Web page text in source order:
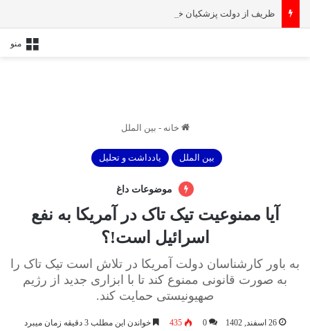
ظریف از دولت پزشکیان خداحافظی کرد
منو
خانه - بین الملل
بین الملل یادداشت و تحلیل
موضوعات داغ
آیا ممنوعیت تیک تاک در آمریکا به نفع
اسرائیل است!؟
به باور کارشناسان دولت آمریکا در تلاش است تیک تاک را
به صورت قانونی ممنوع کند تا با ابزاری جدید از رژیم
صهیونیستی حمایت کند.
26 اسفند, 1402 0
435 خواندن این مطلب 3 دقیقه زمان میبرد